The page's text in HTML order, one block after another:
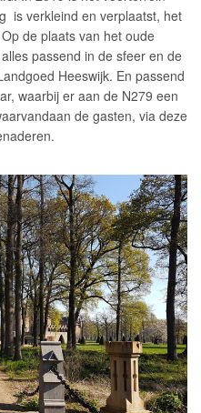
is verkleind en verplaatst, het
de plaats van het oude
passend in de sfeer en de
Heeswijk. En passend
waarbij er aan de N279 een
de gasten, via deze